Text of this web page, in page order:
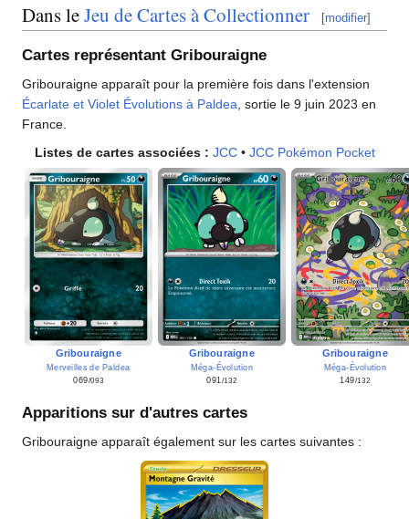
Dans leJeu de Cartes à Collectionner [modifier]
Cartes représentant Gribouraigne
Gribouraigne apparaît pour la première fois dans l'extension
Écarlate et Violet Évolutions à Paldea , sortie le 9 juin 2023 en
France.
Listes de cartes associées : JCC• JCC Pokémon Pocket
Gribouraigne
Merveilles de Paldea
069/093
Gribouraigne
Méga-Évolution
091 /132
Gribouraigne
Méga-Évolution
149/132
Apparitions sur d'autres cartes
Gribouraigne apparaît également sur les cartes suivantes :